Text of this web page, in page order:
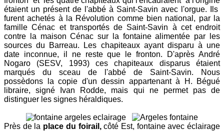
étaient un présent de l'abbé à Saint-Savin avec l'orgue. Ils
furent achetés à la Révolution comme bien national, par la
famille Cénac et transportés de Saint-Savin à cet endroit
contre la maison Cénac sur la fontaine alimentée par les
sources du Barreau. Les chapiteaux ayant disparu à une
date inconnue, il ne reste que le fronton. D'après André
Nogaro (SESV, 1993) ces chapiteaux disparus étaient
marqués du sceau de l'abbé de Saint-Savin. Nous
possèdons la copie d'un dessin appartenant à H. Bégué
libraire, signé Ivan Rodde, mais qui ne permet pas de
distinguer les signes héraldiques.
Près de la place du foirail,côté Est, fontaine avec éclairage